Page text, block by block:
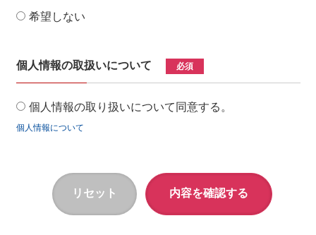
希望しない
個人情報の取扱いについて 必須
個人情報の取り扱いについて同意する。
個人情報について